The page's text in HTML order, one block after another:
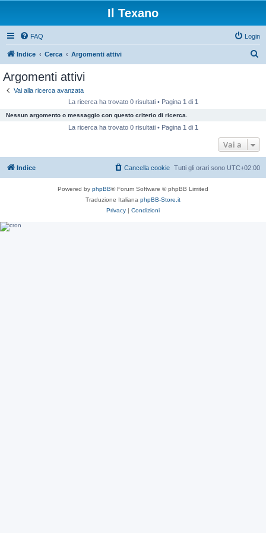
Il Texano
FAQ Login
Indice Cerca Argomenti attivi
Argomenti attivi
Vai alla ricerca avanzata
La ricerca ha trovato 0 risultati • Pagina 1 di 1
Nessun argomento o messaggio con questo criterio di ricerca.
La ricerca ha trovato 0 risultati • Pagina 1 di 1
Vai a
Indice Tutti gli orari sono UTC+02:00
Cancella cookie
Powered by phpBB® Forum Software © phpBB Limited
Traduzione Italiana phpBB-Store.it
Privacy | Condizioni